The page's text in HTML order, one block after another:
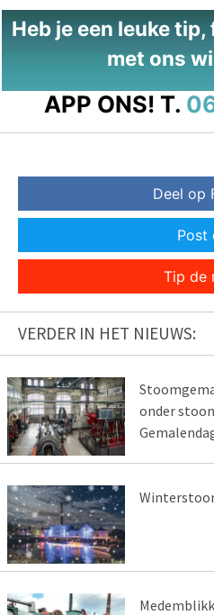
Heb je een leuke
met ons
APP ONS! T.
Deel op
Post
Tip de
VERDER IN HET NIEUWS:
onder